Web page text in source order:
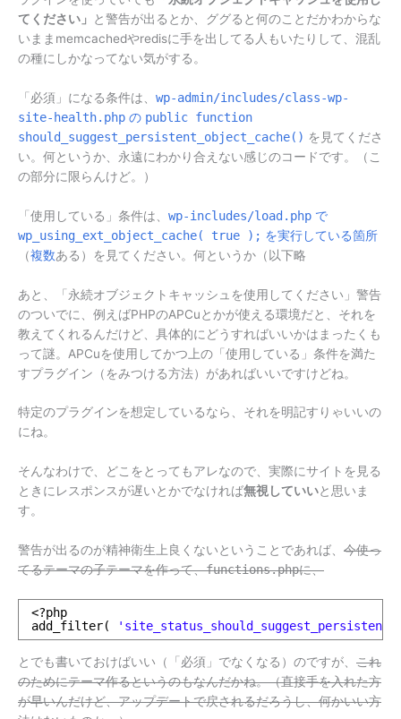
てください」 と警告が出るとか、ググると何のことだかわからな
いままmemcachedやredisに手を出してる人もいたりして、混乱
の種にしかなってない気がする。
「必須」になる条件は、 wp-admin/includes/class-wp-
site-health.php の public function
should_suggest_persistent_object_cache() を見てくださ
い。何というか、永遠にわかり合えない感じのコードです。（こ
の部分に限らんけど。）
「使用している」条件は、 wp-includes/load.php で
wp_using_ext_object_cache( true ); を実行している箇所
（複数ある）を見てください。何というか（以下略
あと、「永続オブジェクトキャッシュを使用してください」警告
のついでに、例えばPHPのAPCuとかが使える環境だと、それを
教えてくれるんだけど、具体的にどうすればいいかはまったくも
って謎。APCuを使用してかつ上の「使用している」条件を満た
すプラグイン（をみつける方法）があればいいですけどね。
特定のプラグインを想定しているなら、それを明記すりゃいいの
にね。
そんなわけで、どこをとってもアレなので、実際にサイトを見る
ときにレスポンスが遅いとかでなければ無視していいと思いま
す。
警告が出るのが精神衛生上良くないということであれば、 今使っ
てるテーマの子テーマを作って、functions.phpに、
<?php
add_filter(
とでも書いておけばいい（「必須」でなくなる）のですが、 これ
のためにテーマ作るというのもなんだかね。（直接手を入れた方
が早いんだけど、アップデートで戻されるだろうし、何かいい方